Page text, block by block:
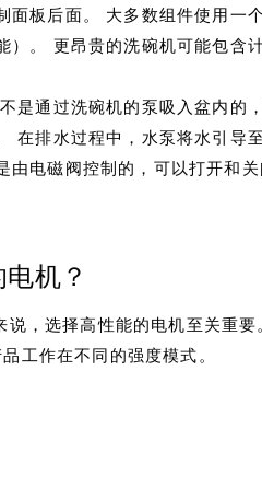
面板后面。 大多数组件使用
。 更昂贵的洗碗机可能包含
是通过洗碗机的泵吸入盆内的
在排水过程中，水泵将水引
电磁阀控制的，可以打开和关
机？
，选择高性能的电机至关重
工作在不同的强度模式。